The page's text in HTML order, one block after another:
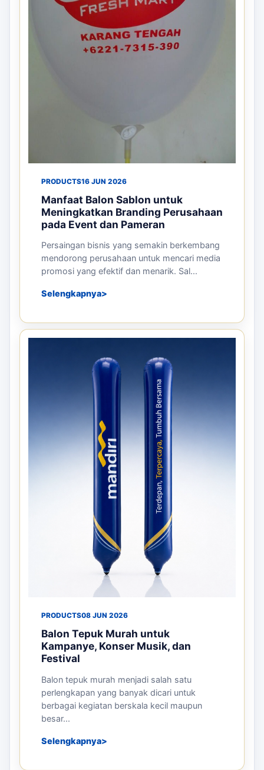
PRODUCTS16 JUN 2026
Manfaat Balon Sablon untuk
Meningkatkan Branding Perusahaan
pada Event dan Pameran
Persaingan bisnis yang semakin berkembang
mendorong perusahaan untuk mencari media
promosi yang efektif dan menarik. Sal...
Selengkapnya
PRODUCTS08 JUN 2026
Balon Tepuk Murah untuk
Kampanye, Konser Musik, dan
Festival
Balon tepuk murah menjadi salah satu
perlengkapan yang banyak dicari untuk
berbagai kegiatan berskala kecil maupun
besar...
Selengkapnya